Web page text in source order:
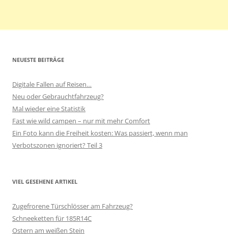
NEUESTE BEITRÄGE
Digitale Fallen auf Reisen…
Neu oder Gebrauchtfahrzeug?
Mal wieder eine Statistik
Fast wie wild campen – nur mit mehr Comfort
Ein Foto kann die Freiheit kosten: Was passiert, wenn man
Verbotszonen ignoriert? Teil 3
VIEL GESEHENE ARTIKEL
Zugefrorene Türschlösser am Fahrzeug?
Schneeketten für 185R14C
Ostern am weißen Stein